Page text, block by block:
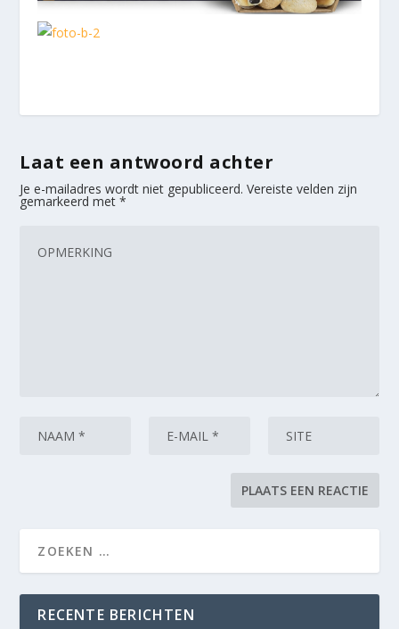
Laat een antwoord achter
Je e-mailadres wordt niet gepubliceerd. Vereiste velden zijn
gemarkeerd met*
RECENTE BERICHTEN